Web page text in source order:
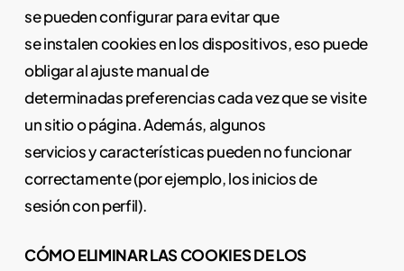
se pueden configurar para evitar que
se instalen cookies en los dispositivos, eso puede
obligar al ajuste manual de
determinadas preferencias cada vez que se visite
un sitio o página. Además, algunos
servicios y características pueden no funcionar
correctamente (por ejemplo, los inicios de
sesión con perfil).
CÓMO ELIMINAR LAS COOKIES DE LOS